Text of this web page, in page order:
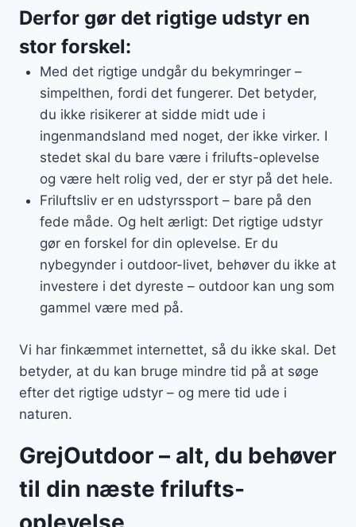
Derfor gør det rigtige udstyr en
stor forskel:
Med det rigtige undgår du bekymringer –
simpelthen, fordi det fungerer. Det betyder,
du ikke risikerer at sidde midt ude i
ingenmandsland med noget, der ikke virker. I
stedet skal du bare være i frilufts-oplevelse
og være helt rolig ved, der er styr på det hele.
Friluftsliv er en udstyrssport – bare på den
fede måde. Og helt ærligt: Det rigtige udstyr
gør en forskel for din oplevelse. Er du
nybegynder i outdoor-livet, behøver du ikke at
investere i det dyreste – outdoor kan ung som
gammel være med på.
Vi har finkæmmet internettet, så du ikke skal. Det
betyder, at du kan bruge mindre tid på at søge
efter det rigtige udstyr – og mere tid ude i
naturen.
GrejOutdoor – alt, du behøver
til din næste frilufts-